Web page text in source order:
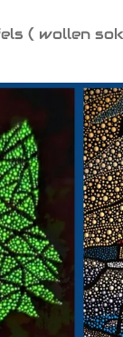
( wollen